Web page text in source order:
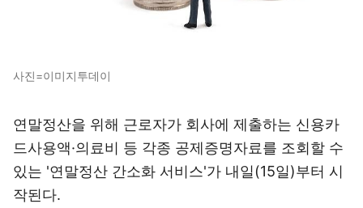
사진=이미지투데이
연말정산을 위해 근로자가 회사에 제출하는 신용카
드사용액·의료비 등 각종 공제증명자료를 조회할 수
있는 '연말정산 간소화 서비스'가 내일(15일)부터 시
작된다.